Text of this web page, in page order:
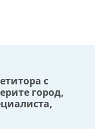
с
город,